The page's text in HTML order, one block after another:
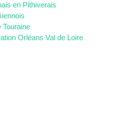
en Pithiverais
Touraine
Orléans Val de Loire